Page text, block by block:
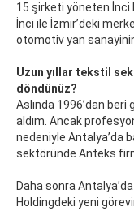
15 şirketi yöneten İnci
İnci ile İzmir’deki
otomotiv yan
Uzun yıllar tekstil
döndünüz?
Aslında 1996’dan
aldım. Ancak
nedeniyle Antalya’da
sektöründe Anteks
Daha sonra
Holdingdeki yeni